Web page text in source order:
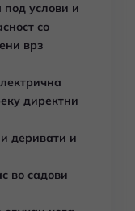
услови и
со
врз
директни
деривати и
во садови